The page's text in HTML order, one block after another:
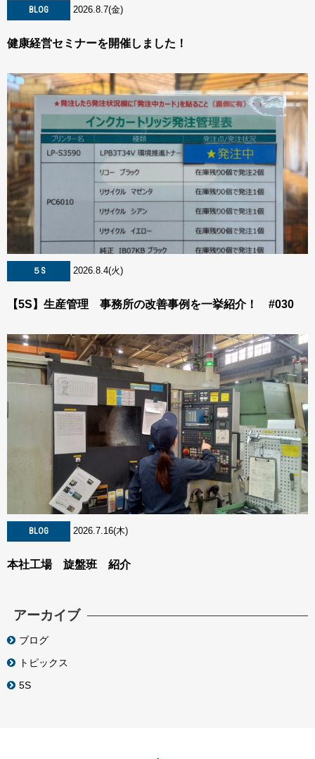
BLOG 2026.8.7(金)
健康経営セミナーを開催しました！
５S 2026.8.4(火)
【5S】生産管理 事務所の改善事例を一挙紹介！ #030
BLOG 2026.7.16(木)
本社工場 旋盤班 紹介
アーカイブ
ブログ
トピックス
5S